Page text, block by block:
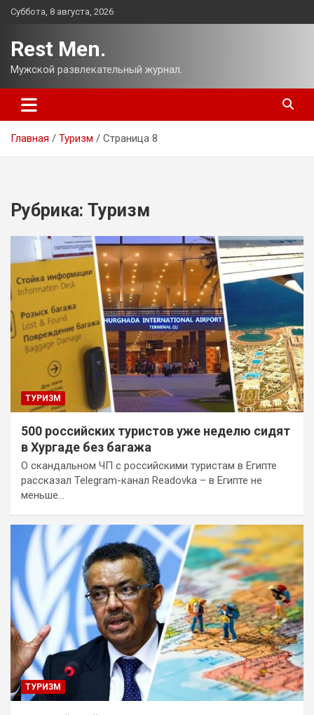
Перейти
Суббота, 8 августа, 2026
Rest Men.
Мужской развлекательный журнал.
Главная Туризм Страница 8
Рубрика: Туризм
ТУРИЗМ
500 российских туристов уже неделю сидят
в Хургаде без багажа
О скандальном ЧП с российскими туристам в Египте
рассказал Telegram-канал Readovka – в Египте не
меньше…
ТУРИЗМ